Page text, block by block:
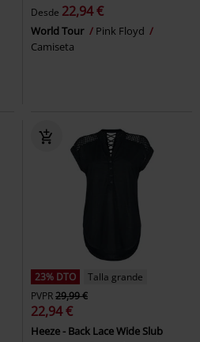
Desde 22,94 €
World Tour
Pink Floyd
Camiseta
23% DTO
Talla grande
PVPR29,99 €
22,94 €
Heeze - Back Lace Wide Slub